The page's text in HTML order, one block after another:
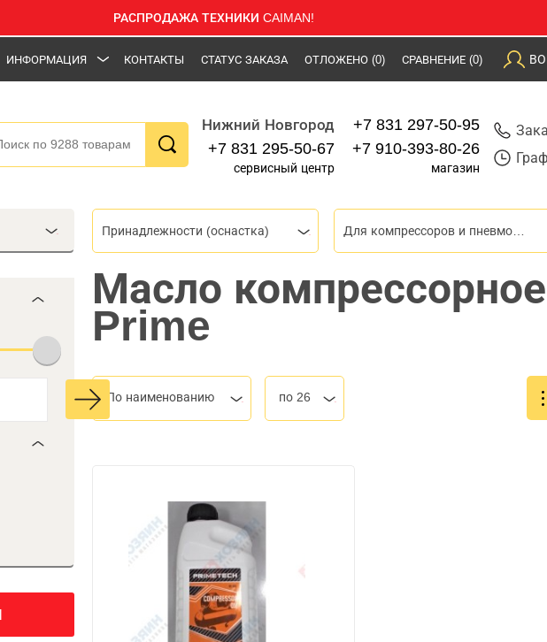
РАСПРОДАЖА ТЕХНИКИ CAIMAN!
ИНФОРМАЦИЯ КОНТАКТЫ СТАТУС ЗАКАЗА ОТЛОЖЕНО (0) СРАВНЕНИЕ (0)
Нижний Новгород
+7 831 295-50-67
сервисный центр
+7 831 297-50-95
+7 910-393-80-26
магазин
Принадлежности (оснастка)
Масло компрессорное
Prime
По наименованию по 26